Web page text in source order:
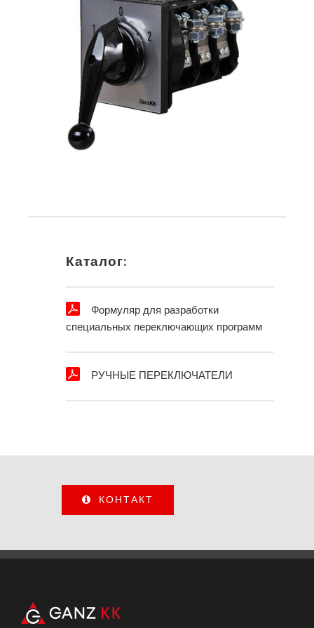
Каталог:
Формуляр для разработки
специальных переключающих программ
РУЧНЫЕ ПЕРЕКЛЮЧАТЕЛИ
КОНТАКТ